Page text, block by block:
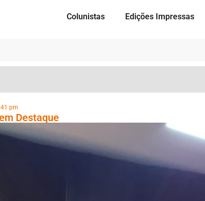
Colunistas Edições Impressas
pm
Destaque